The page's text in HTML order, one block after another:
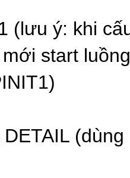
(lưu ý: khi
start
DETAIL